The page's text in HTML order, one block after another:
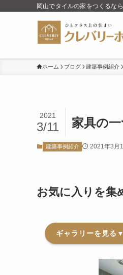
岡山でタイルの家をつくるな
ホーム ブログ 建築事例紹介
家具の
2021
3/11
建築事例紹介 2021年3月
お気に入りを集
ギャラリーを見る▼